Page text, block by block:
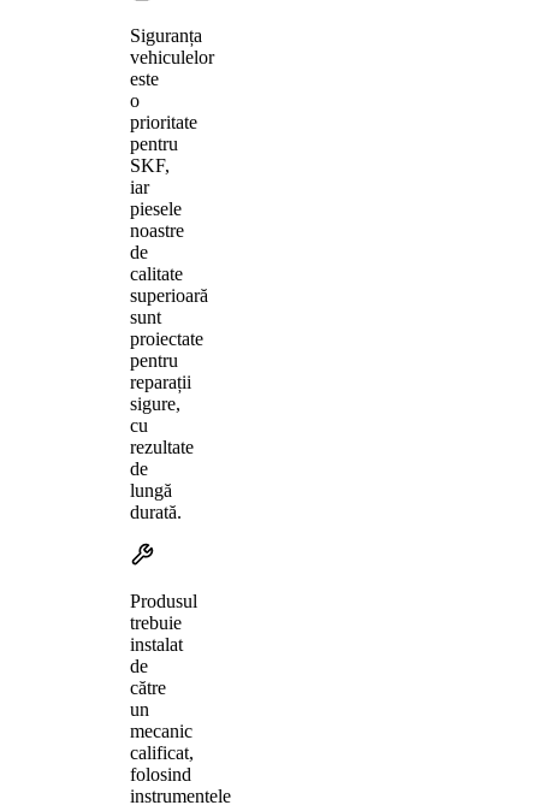
Siguranța
vehiculelor
este
o
prioritate
pentru
SKF,
iar
piesele
noastre
de
calitate
superioară
sunt
proiectate
pentru
reparații
sigure,
cu
rezultate
de
lungă
durată.
Produsul
trebuie
instalat
de
către
un
mecanic
calificat,
folosind
instrumentele